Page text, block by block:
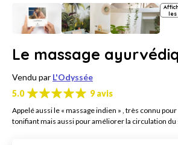
les
Le massage
Vendu par L'Odyssée
5.0
9 avis
Appelé aussi le « massage indien » , très connu
tonifiant mais aussi pour améliorer la circulation du